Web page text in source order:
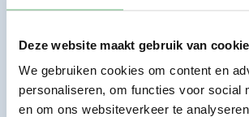
Deze website maakt gebruik van
We gebruiken cookies om content en
personaliseren, om functies voor social
en om ons websiteverkeer te
Eenvoudig, transparant,
Bekijk lease aanbod